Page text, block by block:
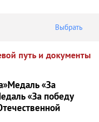
Выбрать
путь и документы
Медаль «За
«За победу